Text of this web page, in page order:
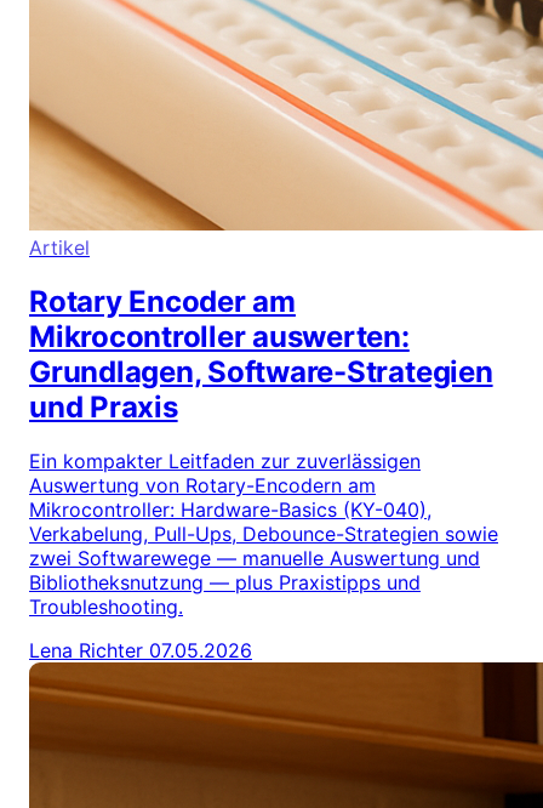
Artikel
Rotary Encoder am
Mikrocontroller auswerten:
Grundlagen, Software-Strategien
und Praxis
Ein kompakter Leitfaden zur zuverlässigen
Auswertung von Rotary-Encodern am
Mikrocontroller: Hardware-Basics (KY-040),
Verkabelung, Pull-Ups, Debounce-Strategien sowie
zwei Softwarewege — manuelle Auswertung und
Bibliotheksnutzung — plus Praxistipps und
Troubleshooting.
Lena Richter 07.05.2026